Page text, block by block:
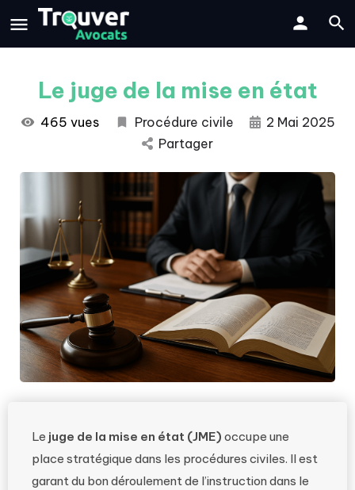
Le juge de la mise en état
465 vues Procédure civile
2 Mai 2025
Partager
Le juge de la mise en état (JME) occupe une
place stratégique dans les procédures civiles. Il est
garant du bon déroulement de l’instruction dans le